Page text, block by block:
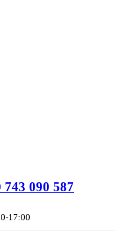
743 090 587
17:00